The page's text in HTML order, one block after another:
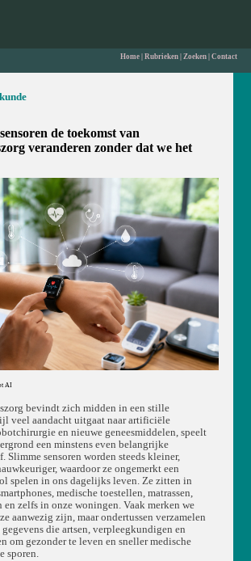
Home| Rubrieken| Zoeken| Contact
de toekomst van
veranderen zonder dat we het
AI
bevindt zich midden in een stille
veel aandacht uitgaat naar artificiële
en nieuwe geneesmiddelen, speelt
een minstens even belangrijke
Slimme sensoren worden steeds kleiner,
waardoor ze ongemerkt een
spelen in ons dagelijks leven. Ze zitten in
medische toestellen, matrassen,
zelfs in onze woningen. Vaak merken we
aanwezig zijn, maar ondertussen verzamelen
die artsen, verpleegkundigen en
om gezonder te leven en sneller medische
sporen.